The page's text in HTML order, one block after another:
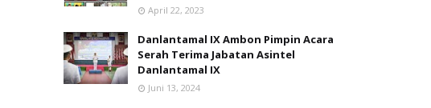
April 22, 2023
Danlantamal IX Ambon Pimpin Acara
Serah Terima Jabatan Asintel
Danlantamal IX
Juni 13, 2024